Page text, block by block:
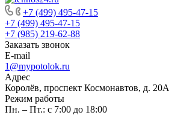
+7 (499) 495-47-15
+7 (499) 495-47-15
+7 (985) 219-62-88
Заказать звонок
E-mail
1@mypotolok.ru
Адрес
Королёв, проспект Космонавтов, д. 20А
Режим работы
Пн. – Пт.: с 7:00 до 18:00